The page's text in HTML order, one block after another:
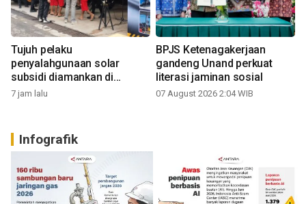
Tujuh pelaku
penyalahgunaan solar
subsidi diamankan di
Sumbar
7 jam lalu
BPJS Ketenagakerjaan
gandeng Unand perkuat
literasi jaminan sosial
07 August 2026 2:04 WIB
Infografik